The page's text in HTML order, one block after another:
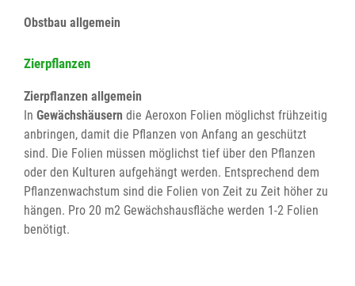
Obstbau allgemein
Zierpflanzen
Zierpflanzen allgemein
In Gewächshäusern die Aeroxon Folien möglichst frühzeitig
anbringen, damit die Pflanzen von Anfang an geschützt
sind. Die Folien müssen möglichst tief über den Pflanzen
oder den Kulturen aufgehängt werden. Entsprechend dem
Pflanzenwachstum sind die Folien von Zeit zu Zeit höher zu
hängen. Pro 20 m2 Gewächshausfläche werden 1-2 Folien
benötigt.